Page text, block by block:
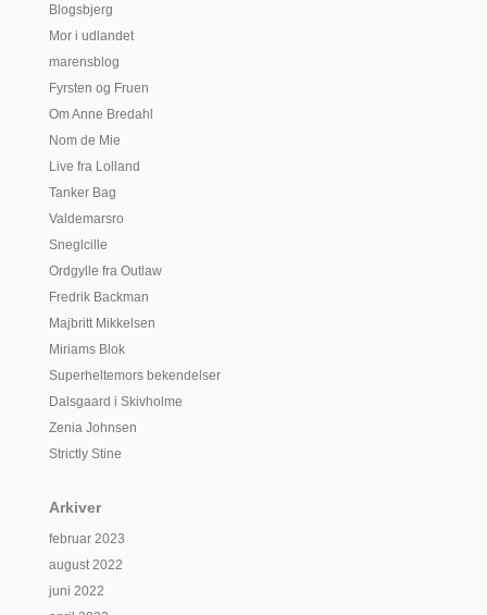
Blogsbjerg
Mor i udlandet
marensblog
Fyrsten og Fruen
Om Anne Bredahl
Nom de Mie
Live fra Lolland
Tanker Bag
Valdemarsro
Sneglcille
Ordgylle fra Outlaw
Fredrik Backman
Majbritt Mikkelsen
Miriams Blok
Superheltemors bekendelser
Dalsgaard i Skivholme
Zenia Johnsen
Strictly Stine
Arkiver
februar 2023
august 2022
juni 2022